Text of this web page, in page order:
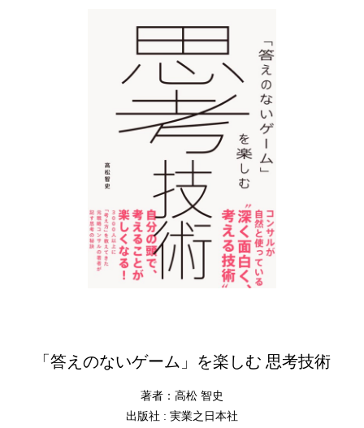
「答えのないゲーム」を楽しむ 思考技術
著者：高松 智史
出版社 : 実業之日本社